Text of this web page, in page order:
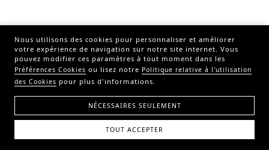
Nous utilisons des cookies pour personnaliser et améliorer
votre expérience de navigation sur notre site internet. Vous
pouvez modifier ces paramètres à tout moment dans les
Préférences Cookies ou lisez notre Politique relative à l'utilisation
des Cookies pour plus d'informations.
NÉCESSAIRES SEULEMENT
TOUT ACCEPTER